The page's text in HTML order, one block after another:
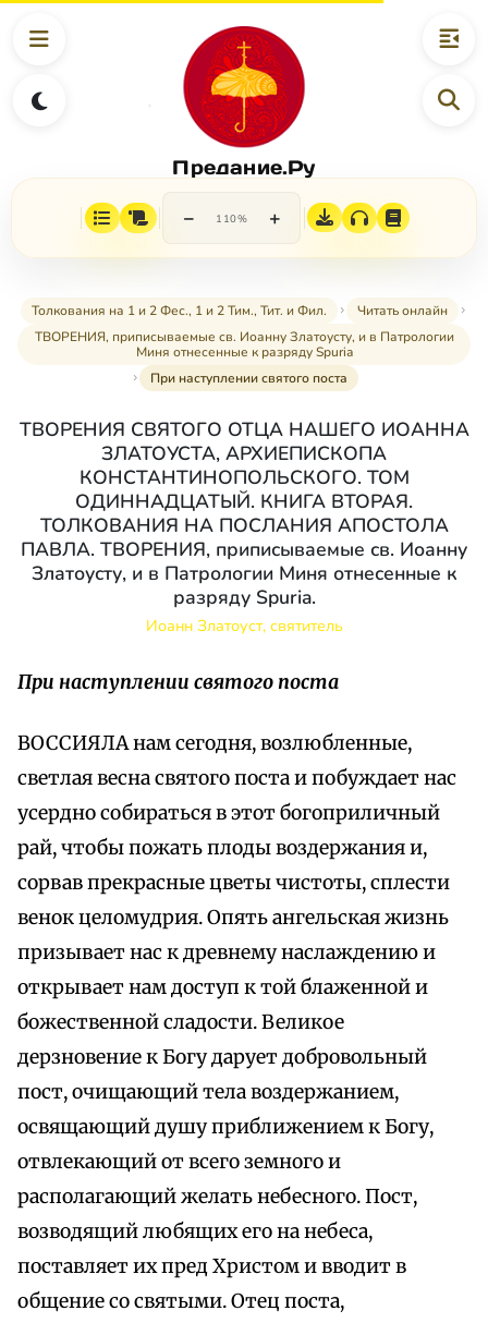
Предание.Ру
− 110% +
Толкования на 1 и 2 Фес., 1 и 2 Тим., Тит. и Фил.
Читать онлайн
ТВОРЕНИЯ, приписываемые св. Иоанну Златоусту, и в Патрологии
Миня отнесенные к разряду Spuria
При наступлении святого поста
ТВОРЕНИЯ СВЯТОГО ОТЦА НАШЕГО ИОАННА
ЗЛАТОУСТА, АРХИЕПИСКОПА
КОНСТАНТИНОПОЛЬСКОГО. ТОМ
ОДИННАДЦАТЫЙ. КНИГА ВТОРАЯ.
ТОЛКОВАНИЯ НА ПОСЛАНИЯ АПОСТОЛА
ПАВЛА. ТВОРЕНИЯ, приписываемые св. Иоанну
Златоусту, и в Патрологии Миня отнесенные к
разряду Spuria.
Иоанн Златоуст, святитель
При наступлении святого поста
ВОССИЯЛА нам сегодня, возлюбленные,
светлая весна святого поста и побуждает нас
усердно собираться в этот богоприличный
рай, чтобы пожать плоды воздержания и,
сорвав прекрасные цветы чистоты, сплести
венок целомудрия. Опять ангельская жизнь
призывает нас к древнему наслаждению и
открывает нам доступ к той блаженной и
божественной сладости. Великое
дерзновение к Богу дарует добровольный
пост, очищающий тела воздержанием,
освящающий душу приближением к Богу,
отвлекающий от всего земного и
располагающий желать небесного. Пост,
возводящий любящих его на небеса,
поставляет их пред Христом и вводит в
общение со святыми. Отец поста,